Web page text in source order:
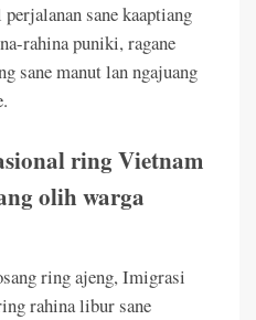
sane kaaptiang
rahina puniki, ragane
sane manut lan ngajuang
ring Vietnam
olih warga
ring ajeng, Imigrasi
rahina libur sane